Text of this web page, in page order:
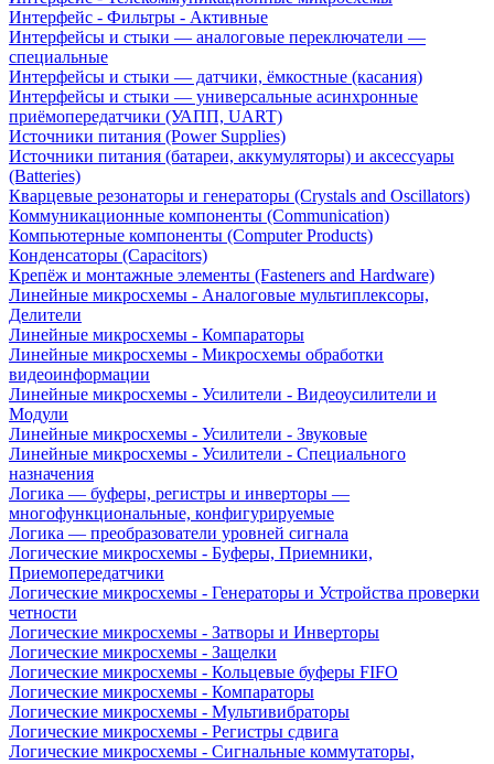
Интерфейс - Фильтры - Активные
Интерфейсы и стыки — аналоговые переключатели —
специальные
Интерфейсы и стыки — датчики, ёмкостные (касания)
Интерфейсы и стыки — универсальные асинхронные
приёмопередатчики (УАПП, UART)
Источники питания (Power Supplies)
Источники питания (батареи, аккумуляторы) и аксессуары
(Batteries)
Кварцевые резонаторы и генераторы (Crystals and Oscillators)
Коммуникационные компоненты (Communication)
Компьютерные компоненты (Computer Products)
Конденсаторы (Capacitors)
Крепёж и монтажные элементы (Fasteners and Hardware)
Линейные микросхемы - Аналоговые мультиплексоры,
Делители
Линейные микросхемы - Компараторы
Линейные микросхемы - Микросхемы обработки
видеоинформации
Линейные микросхемы - Усилители - Видеоусилители и
Модули
Линейные микросхемы - Усилители - Звуковые
Линейные микросхемы - Усилители - Специального
назначения
Логика — буферы, регистры и инверторы —
многофункциональные, конфигурируемые
Логика — преобразователи уровней сигнала
Логические микросхемы - Буферы, Приемники,
Приемопередатчики
Логические микросхемы - Генераторы и Устройства проверки
четности
Логические микросхемы - Затворы и Инверторы
Логические микросхемы - Защелки
Логические микросхемы - Кольцевые буферы FIFO
Логические микросхемы - Компараторы
Логические микросхемы - Мультивибраторы
Логические микросхемы - Регистры сдвига
Логические микросхемы - Сигнальные коммутаторы,